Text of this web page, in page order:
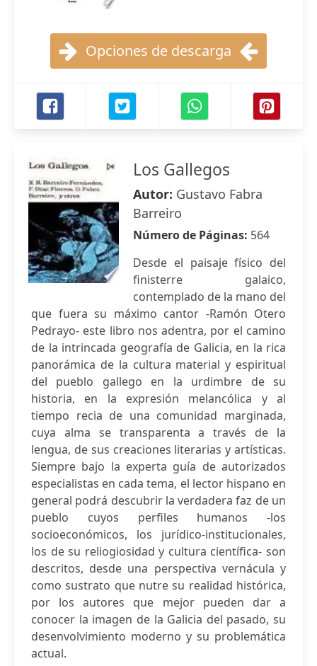
Opciones de descarga
Los Gallegos
Autor: Gustavo Fabra
Barreiro
Número de Páginas: 564
Desde el paisaje físico del
finisterre galaico,
contemplado de la mano del
que fuera su máximo cantor -Ramón Otero
Pedrayo- este libro nos adentra, por el camino
de la intrincada geografía de Galicia, en la rica
panorámica de la cultura material y espiritual
del pueblo gallego en la urdimbre de su
historia, en la expresión melancólica y al
tiempo recia de una comunidad marginada,
cuya alma se transparenta a través de la
lengua, de sus creaciones literarias y artísticas.
Siempre bajo la experta guía de autorizados
especialistas en cada tema, el lector hispano en
general podrá descubrir la verdadera faz de un
pueblo cuyos perfiles humanos -los
socioeconómicos, los jurídico-institucionales,
los de su reliogiosidad y cultura científica- son
descritos, desde una perspectiva vernácula y
como sustrato que nutre su realidad histórica,
por los autores que mejor pueden dar a
conocer la imagen de la Galicia del pasado, su
desenvolvimiento moderno y su problemática
actual.